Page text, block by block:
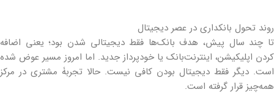
روند تحول بانکداری در عصر دیجیتال
تا چند سال پیش، هدف بانک‌ها فقط دیجیتالی شدن بود؛ یعنی اضافه
کردن اپلیکیشن، اینترنت‌بانک یا خودپرداز جدید. اما امروز مسیر عوض شده
است. دیگر فقط دیجیتال بودن کافی نیست. حالا تجربۀ مشتری در مرکز
همه‌چیز قرار گرفته است.